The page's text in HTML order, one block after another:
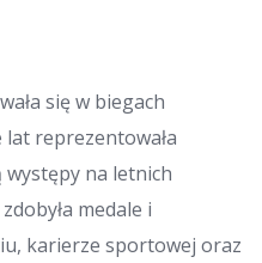
się w biegach
reprezentowała
występy na letnich
medale i
karierze sportowej oraz